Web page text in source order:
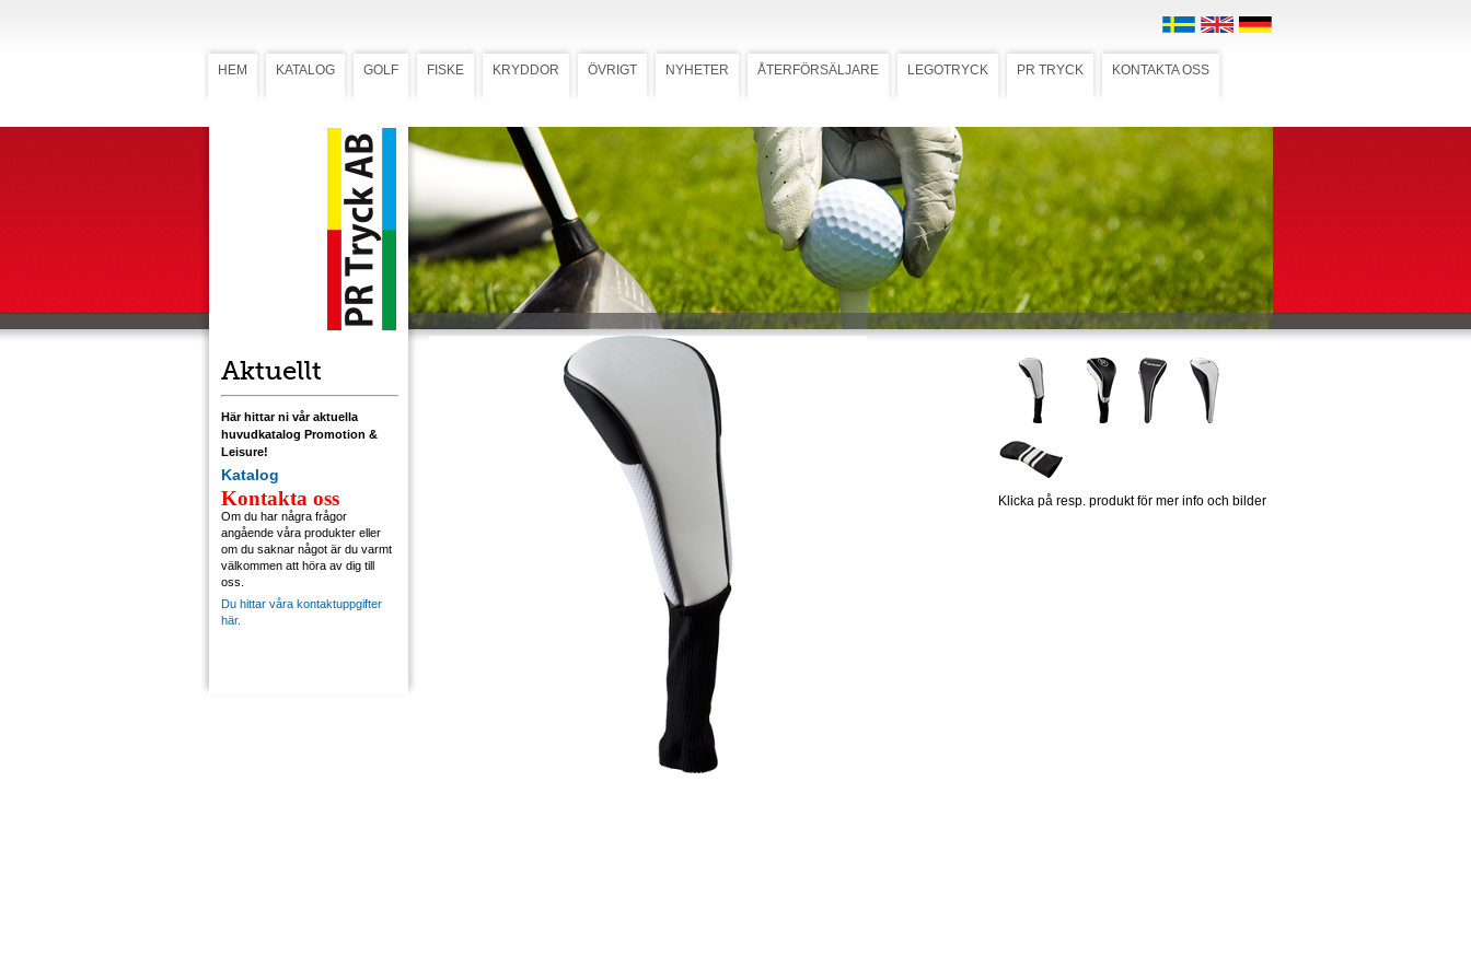
HEM KATALOG GOLF FISKE KRYDDOR ÖVRIGT NYHETER ÅTERFÖRSÄLJARE LEGOTRYCK PR TRYCK KONTAKTA OSS
Aktuellt
Här hittar ni vår aktuella
huvudkatalog Promotion &
Leisure!
Katalog
Kontakta oss
Om du har några frågor
angående våra produkter eller
om du saknar något är du varmt
välkommen att höra av dig till
oss.
Du hittar våra kontaktuppgifter
här.
Head Cover med strumpa
Head Cover med
strumpa
Head Covers med din logotyp syns på långt
håll och är en uppskattad present. Våra Head
Covers är tillverkade av konstläder och
förädlas med transfertryck. Passar drivers upp
till 460 cc.
Ladda ner mall med tryckstorlek
Klicka på resp. produkt för mer info och bilder
Ladda ner högupplöst bild